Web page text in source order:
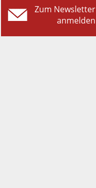
Zum Newsletter
anmelden